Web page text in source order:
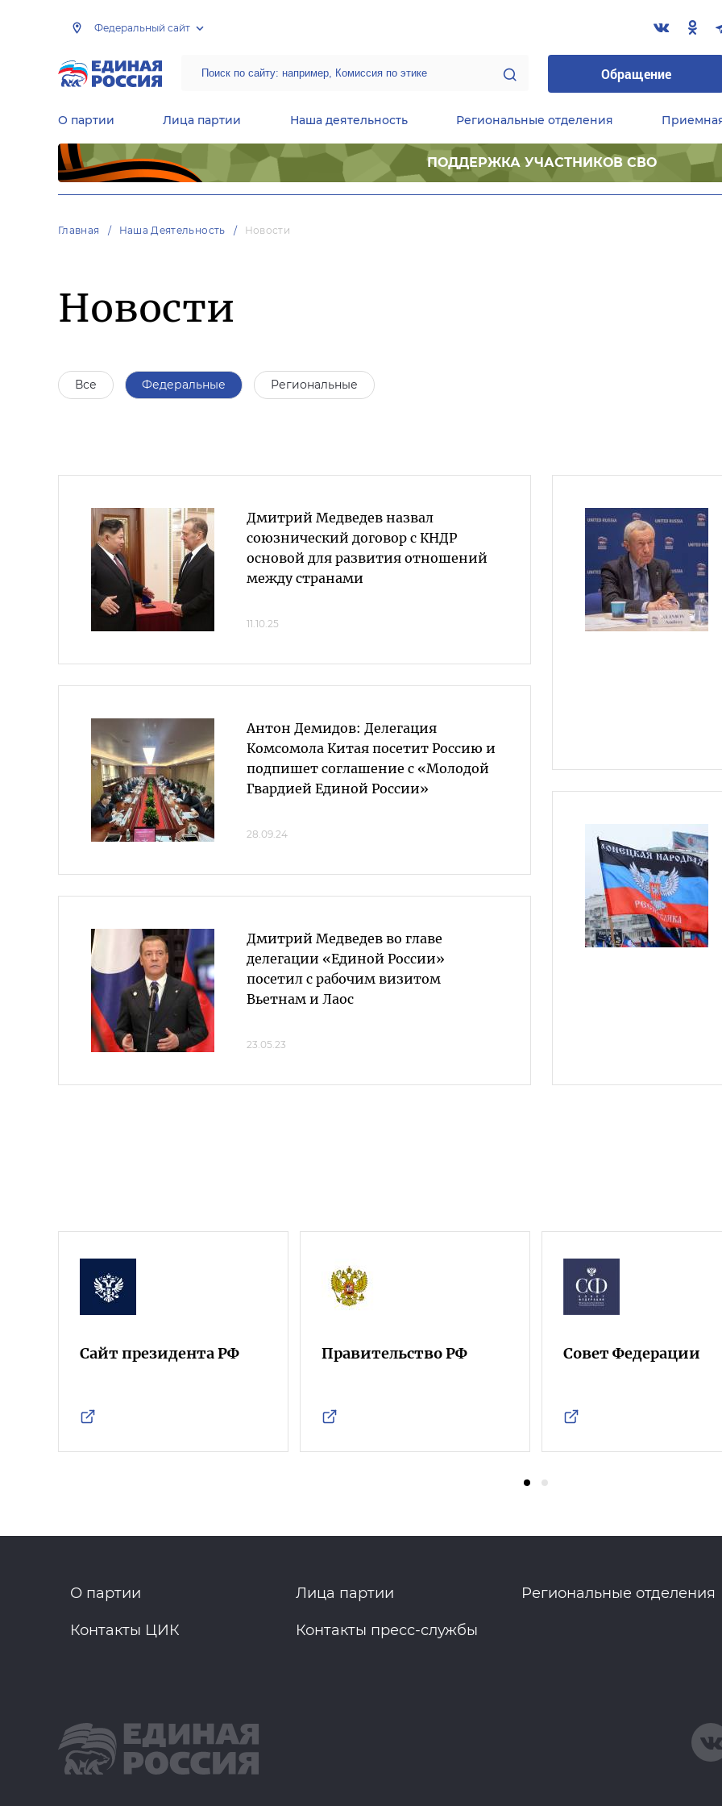
Федеральный сайт
Обращение
О партии Лица партии Наша деятельность Региональные отделения
ПОДДЕРЖКА УЧАСТНИКОВ СВО
Главная Наша Деятельность Новости
Новости
Все Федеральные Региональные
Дмитрий Медведев назвал
союзнический договор с КНДР
основой для развития отношений
между странами
11.10.25
Антон Демидов: Делегация
Комсомола Китая посетит Россию и
подпишет соглашение с «Молодой
Гвардией Единой России»
28.09.24
Дмитрий Медведев во главе
делегации «Единой России»
посетил с рабочим визитом
Вьетнам и Лаос
23.05.23
Сайт президента РФ Правительство РФ Совет Федерации
О партии Лица партии Региональные отделения
Контакты ЦИК Контакты пресс-службы